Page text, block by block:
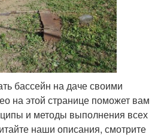
бассейн на даче своими
на этой странице поможет вам
и методы выполнения всех
наши описания, смотрите